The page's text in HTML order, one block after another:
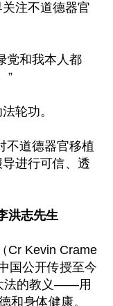
注不道德器官
党和我本人都
”
轮功。
不道德器官移植
进行可信、透
洪志先生
Cr Kevin Crame
国公开传授至今
法的教义——用
和身体健康。